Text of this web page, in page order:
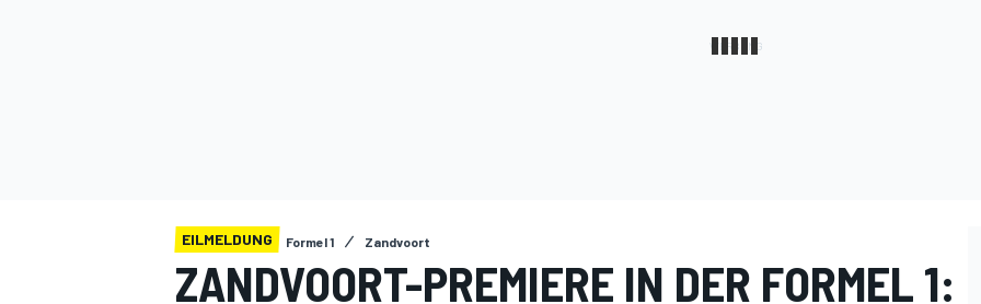
EILMELDUNG Formel 1 Zandvoort
ZANDVOORT-PREMIERE IN DER FORMEL 1: